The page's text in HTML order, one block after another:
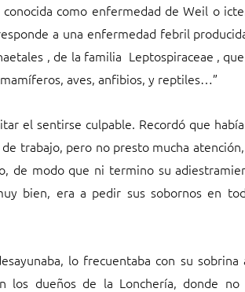
conocida como enfermedad de Weil o
a una enfermedad febril
, de la familia Leptospiraceae ,
aves, anfibios, y reptiles…”
el sentirse culpable. Recordó que
trabajo, pero no presto mucha
de modo que ni termino su
bien, era a pedir sus sobornos en
lo frecuentaba con su
los dueños de la Lonchería, donde